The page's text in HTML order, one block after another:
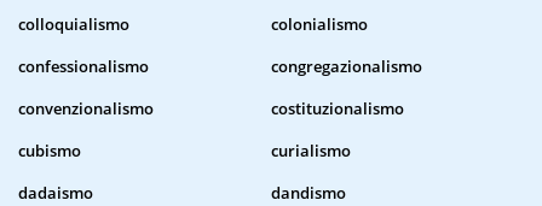
colloquialismo
colonialismo
confessionalismo
congregazionalismo
convenzionalismo
costituzionalismo
cubismo
curialismo
dadaismo
dandismo